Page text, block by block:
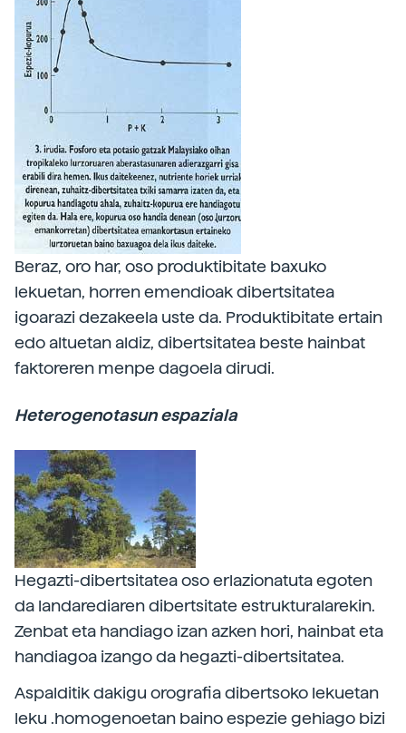
Beraz, oro har, oso produktibitate baxuko
lekuetan, horren emendioak dibertsitatea
igoarazi dezakeela uste da. Produktibitate ertain
edo altuetan aldiz, dibertsitatea beste hainbat
faktoreren menpe dagoela dirudi.
Heterogenotasun espaziala
Hegazti-dibertsitatea oso erlazionatuta egoten
da landarediaren dibertsitate estrukturalarekin.
Zenbat eta handiago izan azken hori, hainbat eta
handiagoa izango da hegazti-dibertsitatea.
Aspalditik dakigu orografia dibertsoko lekuetan
leku .homogenoetan baino espezie gehiago bizi